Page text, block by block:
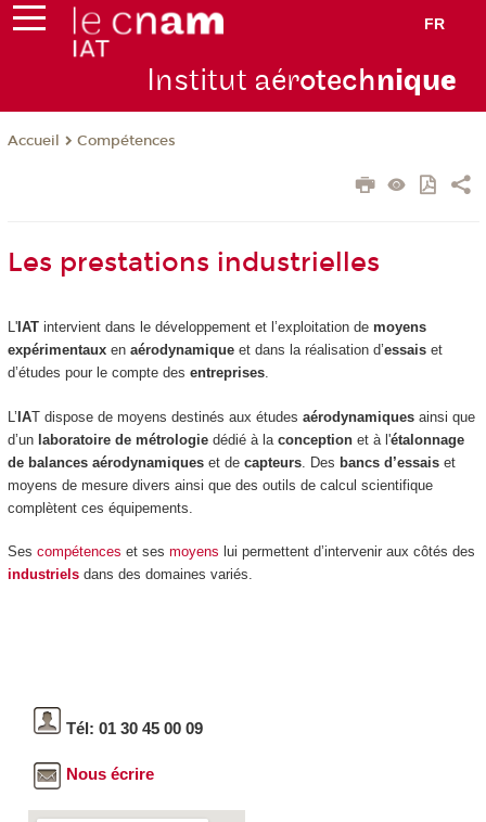
FR
Institut aérotechnique
Accueil Compétences
Les prestations industrielles
L'IATintervient dans le développement et l’exploitation de moyens
expérimentauxen aérodynamiqueet dans la réalisation d’essaiset
d’études pour le compte des entreprises.
L’ IAT dispose de moyens destinés aux études aérodynamiquesainsi que
d’un laboratoire de métrologiedédié à la conceptionet à l'étalonnage
de balances aérodynamiqueset de capteurs. Des bancs d’essais et
moyens de mesure divers ainsi que des outils de calcul scientifique
complètent ces équipements.
Ses compétences et ses moyens lui permettent d’intervenir aux côtés des
industrielsdans des domaines variés.
Tél: 01 30 45 00 09
Nous écrire